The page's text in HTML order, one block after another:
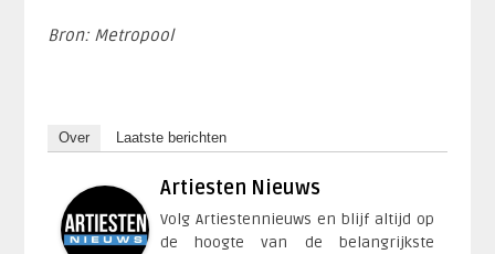
Bron: Metropool
Over Laatste berichten
Artiesten Nieuws
Volg Artiestennieuws en blijf altijd op
de hoogte van de belangrijkste